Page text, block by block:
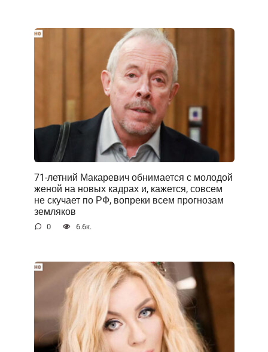
71-летний Макаревич обнимается с молодой
женой на новых кадрах и, кажется, совсем
не скучает по РФ, вопреки всем прогнозам
земляков
0 6.6к.